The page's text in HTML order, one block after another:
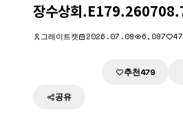
장수상회
그레이트캣 2026.07.09 6,097
추천479
공유